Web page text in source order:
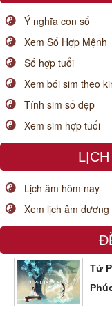
Ý nghĩa con số
Xem Số Hợp Mệnh
Số hợp tuổi
Xem bói sim theo
Tính sim số đẹp
Xem sim hợp tuổi
Lịch âm hôm nay
Xem lịch âm dương
Tử